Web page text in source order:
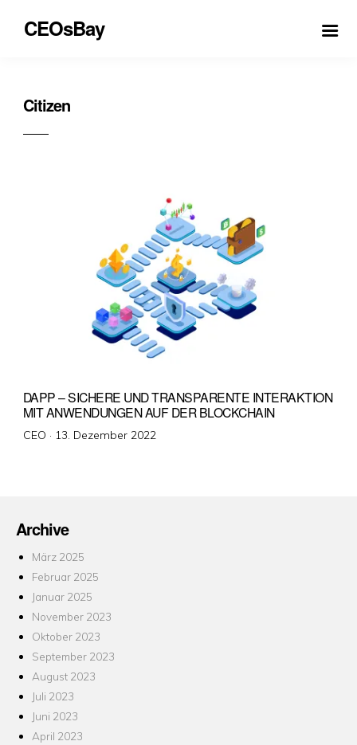
CEOsBay
Citizen
DAPP – SICHERE UND TRANSPARENTE INTERAKTION
MIT ANWENDUNGEN AUF DER BLOCKCHAIN
CEO · Veröffentlicht
13. Dezember 2022
Archive
März 2025
Februar 2025
Januar 2025
November 2023
Oktober 2023
September 2023
August 2023
Juli 2023
Juni 2023
April 2023